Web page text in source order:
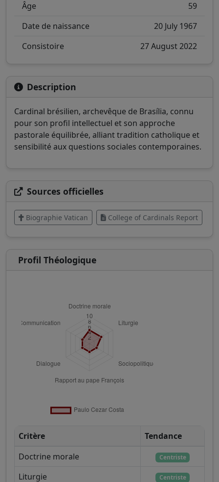
Âge
59
Date de naissance
20 July 1967
Consistoire
27 August 2022
Description
Cardinal brésilien, archevêque de Brasília, connu
pour son profil intellectuel et son approche
pastorale équilibrée, alliant tradition catholique et
sensibilité aux questions sociales contemporaines.
Sources officielles
Biographie Vatican College of Cardinals Report
Profil Théologique
Critère
Tendance
Doctrine morale
Centriste
Liturgie Centriste